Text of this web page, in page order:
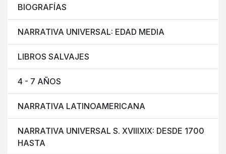
BIOGRAFÍAS
NARRATIVA UNIVERSAL: EDAD MEDIA
LIBROS SALVAJES
4 - 7 AÑOS
NARRATIVA LATINOAMERICANA
NARRATIVA UNIVERSAL S. XVIIIXIX: DESDE 1700
HASTA